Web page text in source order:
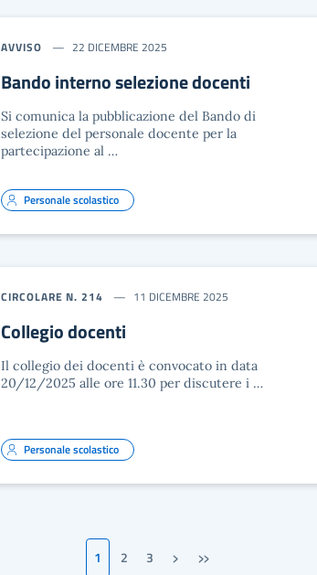
AVVISO 22 DICEMBRE 2025
Bando interno selezione docenti
Si comunica la pubblicazione del Bando di
selezione del personale docente per la
partecipazione al …
Personale scolastico
CIRCOLARE N. 214 11 DICEMBRE 2025
Collegio docenti
Il collegio dei docenti è convocato in data
20/12/2025 alle ore 11.30 per discutere i …
Personale scolastico
1 2 3 Pagina successiva
› Ultima pagina
»